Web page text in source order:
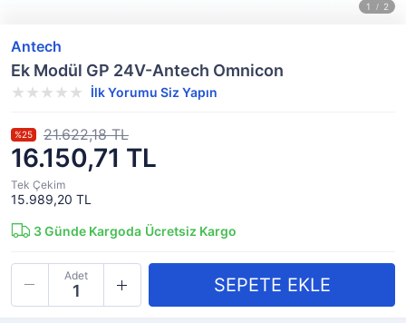
Antech
Ek Modül GP 24V-Antech Omnicon
İlk Yorumu Siz Yapın
16.150,71 TL
%25 21.622,18 TL
Tek Çekim
15.989,20 TL
3Günde Kargoda Ücretsiz Kargo
Adet